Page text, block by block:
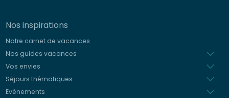
Nos inspirations
Notre carnet de vacances
Nos guides vacances
Vos envies
Séjours thématiques
Evénements